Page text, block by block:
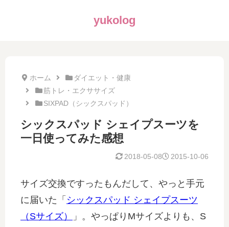
yukolog
ホーム
ダイエット・健康
筋トレ・エクササイズ
SIXPAD（シックスパッド）
シックスパッド シェイプスーツを
一日使ってみた感想
2015-10-06
2018-05-08
サイズ交換ですったもんだして、やっと手元
に届いた「 シックスパッド シェイプスーツ
（Sサイズ）
」。やっぱりMサイズよりも、S